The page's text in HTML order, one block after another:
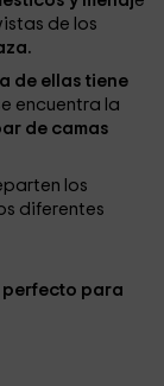
de los
de ellas tiene
encuentra la
de camas
los
diferentes
para